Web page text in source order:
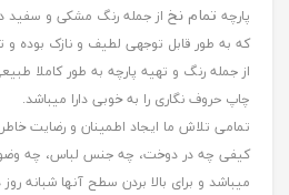
پارچه تمام نخ از جمله رنگ مشکی و سفید
که به طور قابل توجهی لطیف و نازک بوده
از جمله رنگ و تهیه پارچه به طور کاملا
چاپ حروف نگاری را به خوبی دارا میباشد.
تمامی تلاش ما ایجاد اطمینان و رضایت
کیفی چه در دوخت، چه جنس لباس، چه
میباشد و برای بالا بردن سطح آنها شبانه